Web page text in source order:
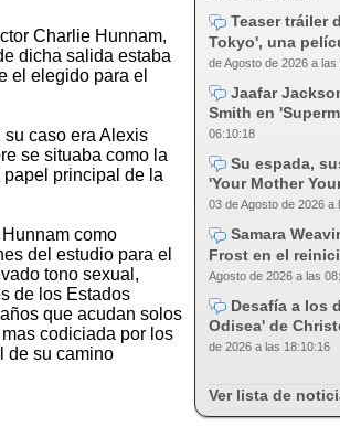
Charlie Hunnam,
dicha salida estaba
el elegido para el
caso era Alexis
se situaba como la
principal de la
como
del estudio para el
tono sexual,
de los Estados
que acudan solos
codiciada por los
de su camino
Teaser tráiler
Tokyo', una
de Agosto de 2026 a las
Jaafar
Smith en
06:10:18
Su espada,
'Your Mother
03 de Agosto de 2026 a
Samara
Frost en el
Agosto de 2026 a las
Desafía a los
Odisea' de
de 2026 a las 18:10:16
Ver lista de